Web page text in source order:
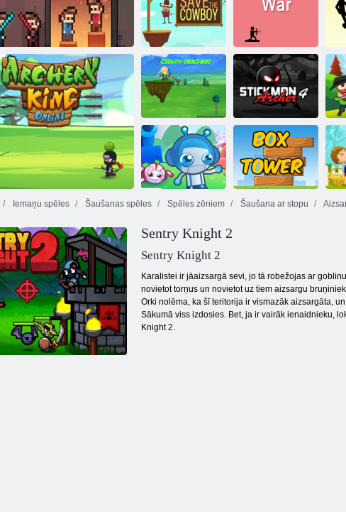
Mūsdienu Castel Wars
Pils Blastera 2d!
Apvienot
Glābt kovboju
Loka šaušanas
karš
Loka šaušana King Online
Traks archer
Stickman Archer
4
Bomb to td
Iemaņu spēles Šaušanas spēles Spēles zēniem Šaušana ar stopu
Sentry Knight 2
Sentry Knight 2
Karalistei ir jāaizsargā sevi, jo tā robežojas ar
novietot torņus un novietot uz tiem aizsargu
Orki nolēma, ka šī teritorija ir vismazāk aizsargāta,
Sākumā viss izdosies. Bet, ja ir vairāk ienaidnieku,
Knight 2.